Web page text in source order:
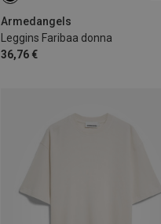
Armedangels
Leggins Faribaa donna
36,76 €